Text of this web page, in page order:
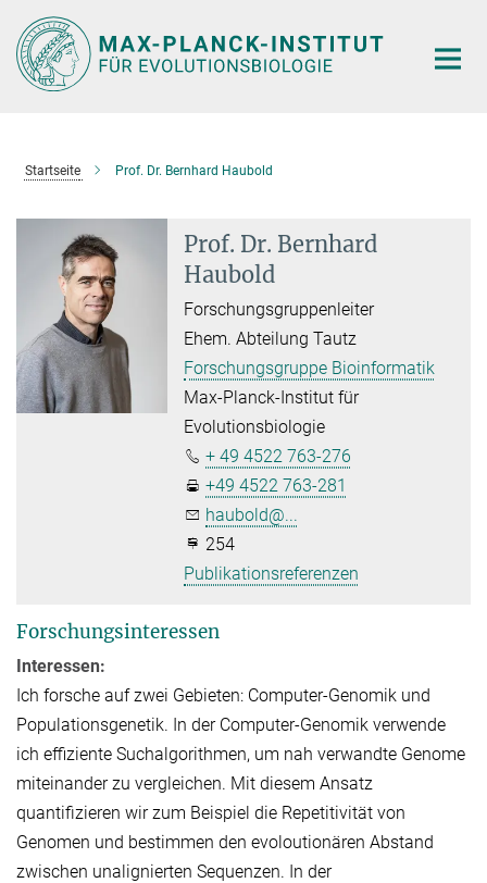
Hauptinhalt
Startseite Prof. Dr. Bernhard Haubold
Prof. Dr. Bernhard
Haubold
Forschungsgruppenleiter
Ehem. Abteilung Tautz
Forschungsgruppe Bioinformatik
Max-Planck-Institut für
Evolutionsbiologie
+ 49 4522 763-276
+49 4522 763-281
haubold@...
254
Publikationsreferenzen
Forschungsinteressen
Interessen:
Ich forsche auf zwei Gebieten: Computer-Genomik und
Populationsgenetik. In der Computer-Genomik verwende
ich effiziente Suchalgorithmen, um nah verwandte Genome
miteinander zu vergleichen. Mit diesem Ansatz
quantifizieren wir zum Beispiel die Repetitivität von
Genomen und bestimmen den evoloutionären Abstand
zwischen unalignierten Sequenzen. In der